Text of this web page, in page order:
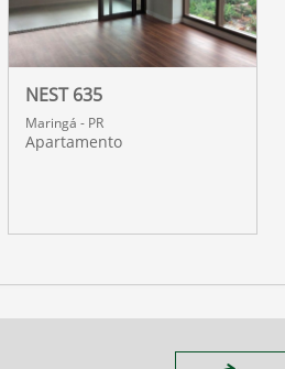
NEST 635
Maringá - PR
Apartamento